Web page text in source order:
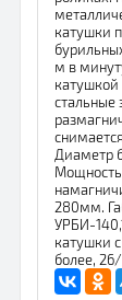
катушки
м в
катушкой
стальные
Диаметр
280мм.
УРБИ-
катушки
более,